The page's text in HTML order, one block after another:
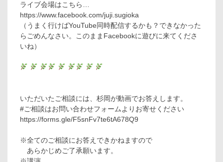
ライブ会場はこちら…
https://www.facebook.com/juji.sugioka
（うまく行けばYouTube同時配信するかも？できなかった
らごめんなさい。このままFacebookに遊びに来てくださ
いね）
いただいたご相談には、杉岡が動画でお答えします。
#ご相談はお問い合わせフォームよりお寄せください
https://forms.gle/F5snFv7te6tA678Q9
※全てのご相談にお答えできかねますので
あらかじめご了承願います。